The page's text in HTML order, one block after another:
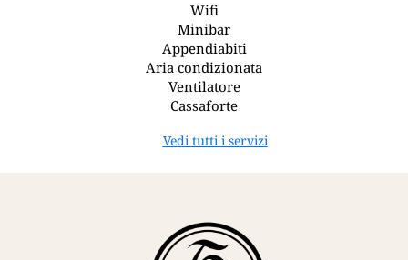
Wifi
Minibar
Appendiabiti
Aria condizionata
Ventilatore
Cassaforte
Vedi tutti i servizi